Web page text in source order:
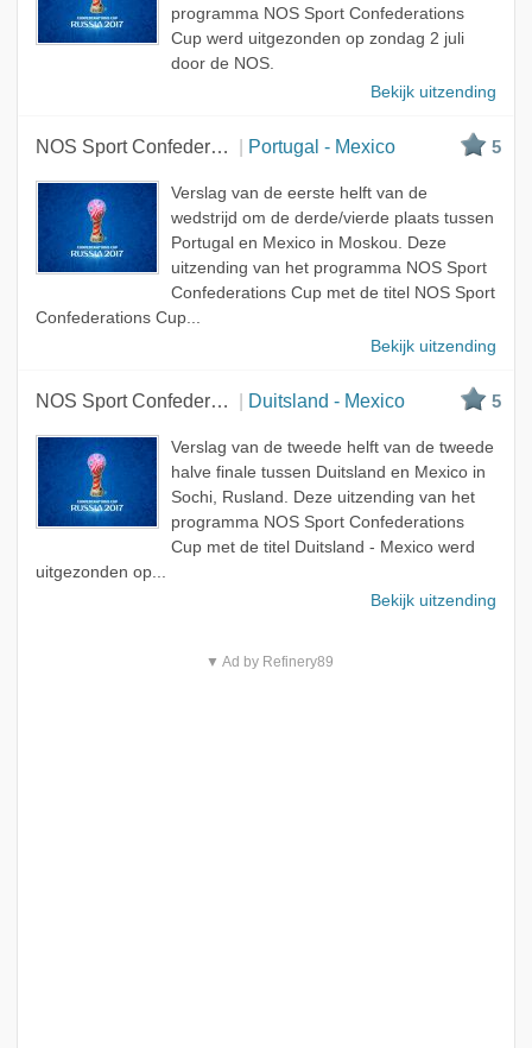
programma NOS Sport Confederations
Cup werd uitgezonden op zondag 2 juli
door de NOS.
Bekijk uitzending
NOS Sport Confederations Cup Portugal - Mexico 5
Verslag van de eerste helft van de
wedstrijd om de derde/vierde plaats tussen
Portugal en Mexico in Moskou. Deze
uitzending van het programma NOS Sport
Confederations Cup met de titel NOS Sport
Confederations Cup...
Bekijk uitzending
NOS Sport Confederations Cup Duitsland - Mexico 5
Verslag van de tweede helft van de tweede
halve finale tussen Duitsland en Mexico in
Sochi, Rusland. Deze uitzending van het
programma NOS Sport Confederations
Cup met de titel Duitsland - Mexico werd
uitgezonden op...
Bekijk uitzending
▼ Ad by Refinery89